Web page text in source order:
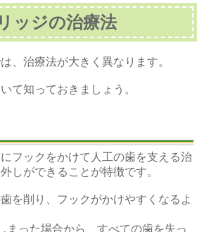
ッジの治療法
、治療法が大きく異なります。
て知っておきましょう。
フックをかけて人工の歯を支える治
しができることが特徴です。
を削り、フックがかけやすくなるよ
まった場合から、すべての歯を失っ